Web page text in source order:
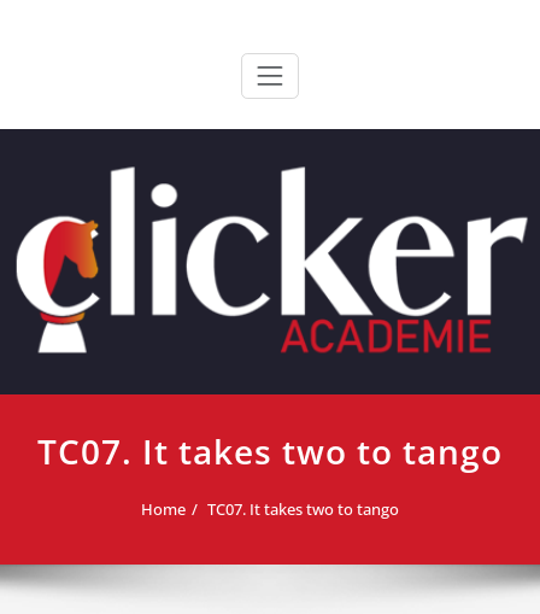
ClickerAcademie
TC07. It takes two to tango
Home TC07. It takes two to tango